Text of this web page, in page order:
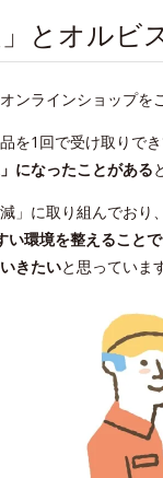
」とオルビ
ンラインショップを
を1回で受け取りで
になったことがある
」に取り組んでおり、
い環境を整えること
きたいと思っていま